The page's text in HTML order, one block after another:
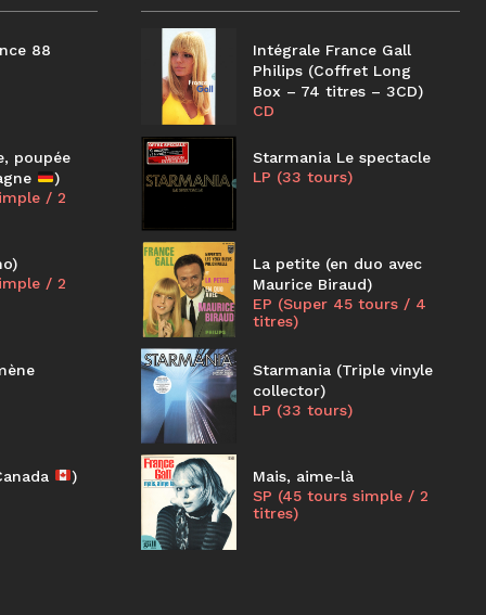
88
poupée
)
/ 2
/ 2
)
Intégrale France Gall
Philips (Coffret Long
Box – 74 titres – 3CD)
CD
Starmania Le spectacle
LP (33 tours)
La petite (en duo avec
Maurice Biraud)
EP (Super 45 tours / 4
titres)
Starmania (Triple vinyle
collector)
LP (33 tours)
Mais, aime-là
SP (45 tours simple / 2
titres)